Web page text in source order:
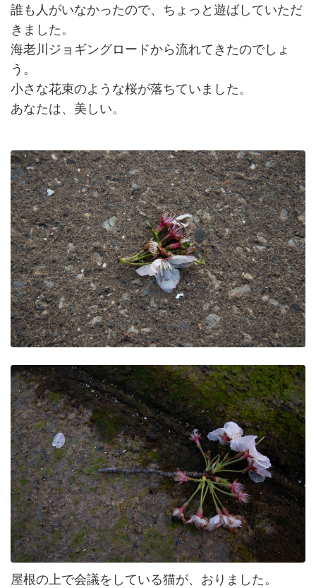
誰も人がいなかったので、ちょっと遊ばしていただ
きました。
海老川ジョギングロードから流れてきたのでしょ
う。
小さな花束のような桜が落ちていました。
あなたは、美しい。
屋根の上で会議をしている猫が、おりました。